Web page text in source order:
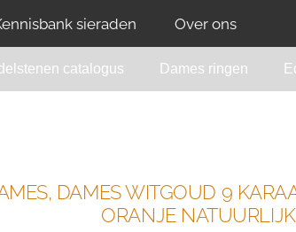
sieraden Over ons
catalogus Dames ringen
DAMES WITGOUD 9
ORANJE NATUURLIJK